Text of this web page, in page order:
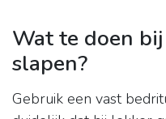
Wat te doen
slapen?
Gebruik een vast